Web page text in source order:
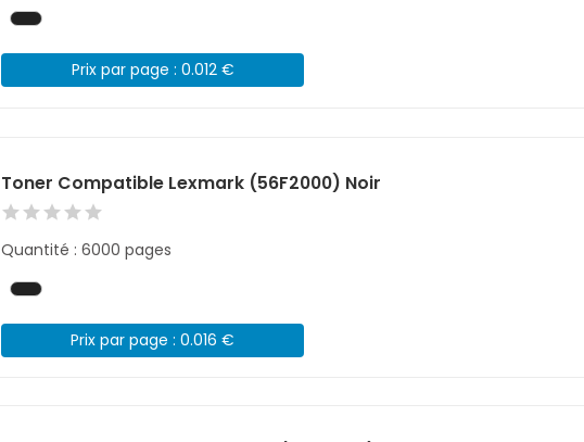
Prix par page : 0.012 €
Toner Compatible Lexmark (56F2000) Noir
Quantité : 6000 pages
Prix par page : 0.016 €